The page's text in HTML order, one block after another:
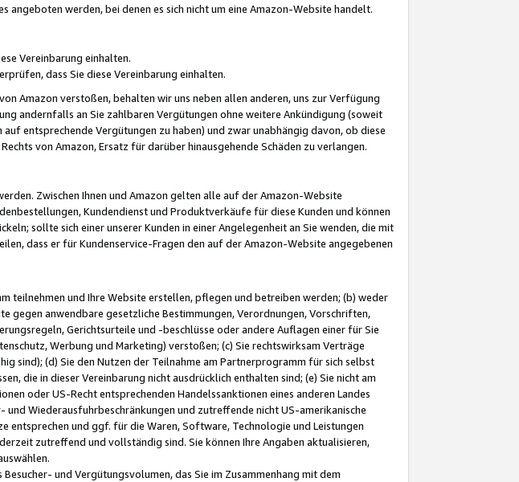
werden, bei denen es sich nicht um eine Amazon-Website handelt.
Vereinbarung einhalten.
dass Sie diese Vereinbarung einhalten.
Amazon verstoßen, behalten wir uns neben allen anderen, uns zur Verfügung
andernfalls an Sie zahlbaren Vergütungen ohne weitere Ankündigung (soweit
entsprechende Vergütungen zu haben) und zwar unabhängig davon, ob diese
von Amazon, Ersatz für darüber hinausgehende Schäden zu verlangen.
Zwischen Ihnen und Amazon gelten alle auf der Amazon-Website
Kundendienst und Produktverkäufe für diese Kunden und können
sollte sich einer unserer Kunden in einer Angelegenheit an Sie wenden, die mit
dass er für Kundenservice-Fragen den auf der Amazon-Website angegebenen
teilnehmen und Ihre Website erstellen, pflegen und betreiben werden; (b) weder
gegen anwendbare gesetzliche Bestimmungen, Verordnungen, Vorschriften,
Gerichtsurteile und -beschlüsse oder andere Auflagen einer für Sie
Werbung und Marketing) verstoßen; (c) Sie rechtswirksam Verträge
sind); (d) Sie den Nutzen der Teilnahme am Partnerprogramm für sich selbst
die in dieser Vereinbarung nicht ausdrücklich enthalten sind; (e) Sie nicht am
oder US-Recht entsprechenden Handelssanktionen eines anderen Landes
Wiederausfuhrbeschränkungen und zutreffende nicht US-amerikanische
entsprechen und ggf. für die Waren, Software, Technologie und Leistungen
zutreffend und vollständig sind. Sie können Ihre Angaben aktualisieren,
und Vergütungsvolumen, das Sie im Zusammenhang mit dem